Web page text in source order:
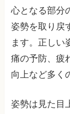
心となる部分
姿勢を取り戻
ます。正しい
痛の予防、疲
向上など多く
姿勢は見た目